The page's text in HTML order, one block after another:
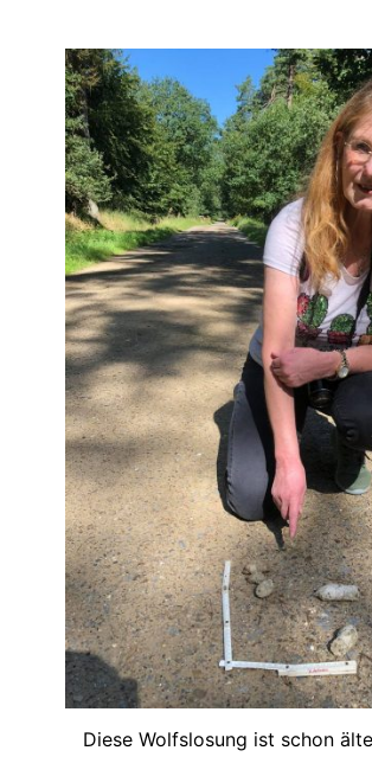
Diese Wolfslosung ist schon